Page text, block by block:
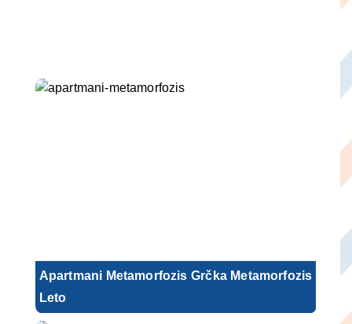
Apartmani Metamorfozis Grčka Metamorfozis
Leto